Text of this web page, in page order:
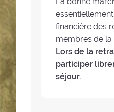
financière des
membres de
Lors de la
participer
séjour.